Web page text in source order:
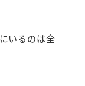
いるのは全